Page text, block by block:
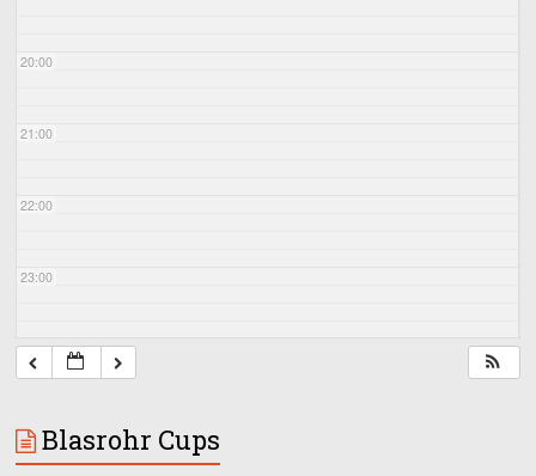
20:00
21:00
22:00
23:00
Blasrohr Cups